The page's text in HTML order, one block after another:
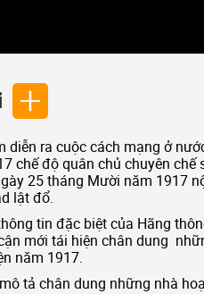
diễn ra cuộc cách mạng ở
chế độ quân chủ chuyên chế
25 tháng Mười năm 1917
lật đổ.
tin đặc biệt của Hãng
mới tái hiện chân dung
năm 1917.
tả chân dung những nhà